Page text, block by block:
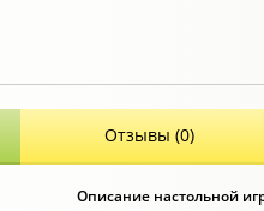
Отзывы (0)
Описание настольной